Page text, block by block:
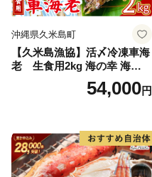
沖縄県久米島町
【久米島漁協】活〆冷凍車海
老 生食用2kg 海の幸 海鮮
車えび クルマエビ 高級食材
生食 刺身 鮮度抜群 プリプリ
り物 お歳暮 お中元
54,000円